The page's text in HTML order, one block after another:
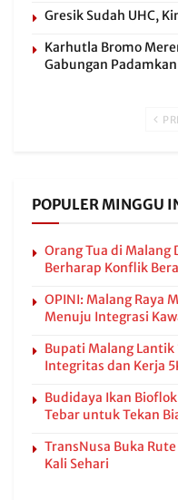
Gresik Sudah UHC,
Karhutla Bromo
Gabungan
POPULER MINGGU
Orang Tua di Malang
Berharap Konflik
OPINI: Malang Raya
Menuju Integrasi
Bupati Malang Lantik
Integritas dan Kerja
Budidaya Ikan
Tebar untuk Tekan
TransNusa Buka
Kali Sehari